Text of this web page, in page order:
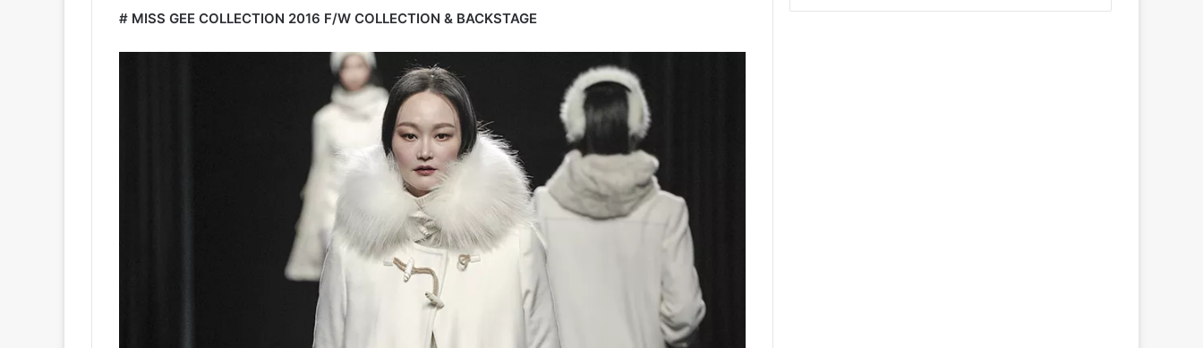
# MISS GEE COLLECTION 2016 F/W COLLECTION & BACKSTAGE